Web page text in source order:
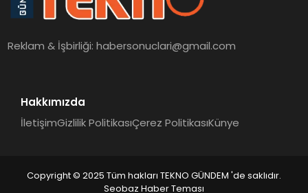
Reklam & İşbirliği:habersonuclari@gmail.com
Hakkımızda
İletişimGizlilik PolitikasıÇerez PolitikasıKünye
Copyright © 2025 Tüm hakları TEKNO GÜNDEM 'de saklıdır.
Seobaz Haber Teması